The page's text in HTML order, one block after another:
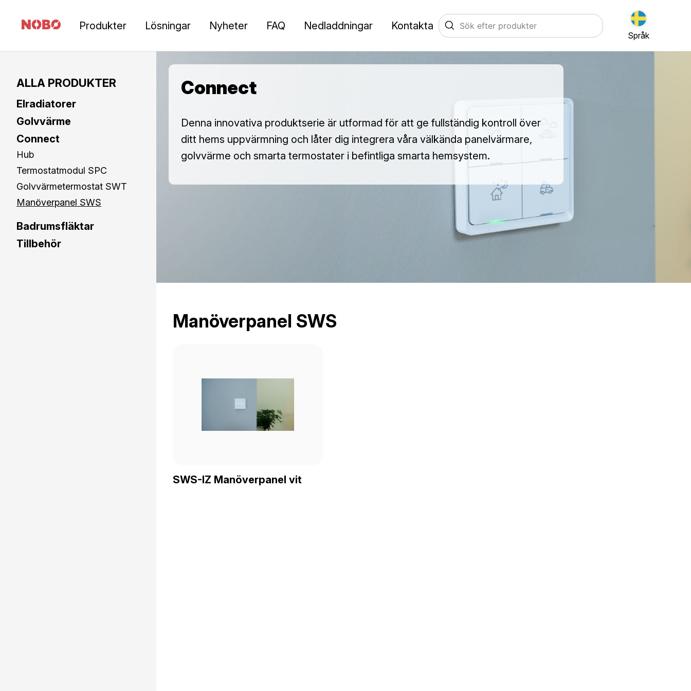
Produkter Lösningar Nyheter FAQ Nedladdningar Kontakta
Språk
ALLA PRODUKTER
Elradiatorer
Golvvärme
Connect
Hub
Termostatmodul SPC
Golvvärmetermostat SWT
Manöverpanel SWS
Badrumsfläktar
Tillbehör
Connect
Denna innovativa produktserie är utformad för att ge fullständig kontroll över
ditt hems uppvärmning och låter dig integrera våra välkända panelvärmare,
golvvärme och smarta termostater i befintliga smarta hemsystem.
Manöverpanel SWS
SWS-IZ Manöverpanel vit